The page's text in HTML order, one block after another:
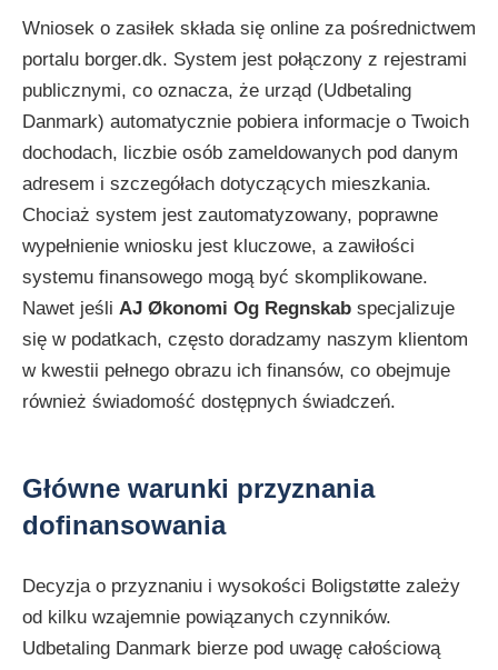
Wniosek o zasiłek składa się online za pośrednictwem
portalu borger.dk. System jest połączony z rejestrami
publicznymi, co oznacza, że urząd (Udbetaling
Danmark) automatycznie pobiera informacje o Twoich
dochodach, liczbie osób zameldowanych pod danym
adresem i szczegółach dotyczących mieszkania.
Chociaż system jest zautomatyzowany, poprawne
wypełnienie wniosku jest kluczowe, a zawiłości
systemu finansowego mogą być skomplikowane.
Nawet jeśli AJ Økonomi Og Regnskab specjalizuje
się w podatkach, często doradzamy naszym klientom
w kwestii pełnego obrazu ich finansów, co obejmuje
również świadomość dostępnych świadczeń.
Główne warunki przyznania
dofinansowania
Decyzja o przyznaniu i wysokości Boligstøtte zależy
od kilku wzajemnie powiązanych czynników.
Udbetaling Danmark bierze pod uwagę całościową